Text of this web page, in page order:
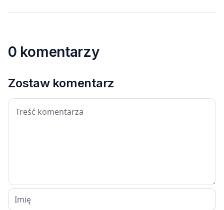
0 komentarzy
Zostaw komentarz